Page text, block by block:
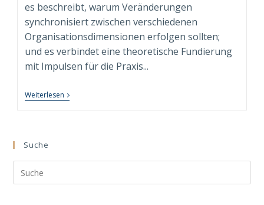
es beschreibt, warum Veränderungen
synchronisiert zwischen verschiedenen
Organisationsdimensionen erfolgen sollten;
und es verbindet eine theoretische Fundierung
mit Impulsen für die Praxis...
Weiterlesen Fachbuch
“Syndimensionale
Springer
Suche
Search
this